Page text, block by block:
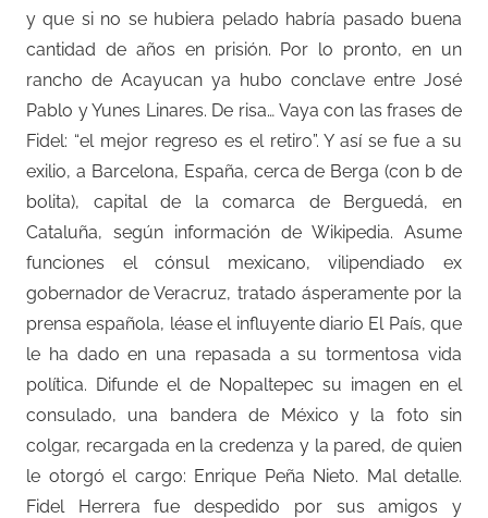
y que si no se hubiera pelado habría pasado buena
cantidad de años en prisión. Por lo pronto, en un
rancho de Acayucan ya hubo conclave entre José
Pablo y Yunes Linares. De risa… Vaya con las frases de
Fidel: “el mejor regreso es el retiro”. Y así se fue a su
exilio, a Barcelona, España, cerca de Berga (con b de
bolita), capital de la comarca de Berguedá, en
Cataluña, según información de Wikipedia. Asume
funciones el cónsul mexicano, vilipendiado ex
gobernador de Veracruz, tratado ásperamente por la
prensa española, léase el influyente diario El País, que
le ha dado en una repasada a su tormentosa vida
política. Difunde el de Nopaltepec su imagen en el
consulado, una bandera de México y la foto sin
colgar, recargada en la credenza y la pared, de quien
le otorgó el cargo: Enrique Peña Nieto. Mal detalle.
Fidel Herrera fue despedido por sus amigos y